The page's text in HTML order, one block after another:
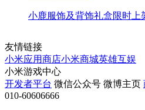
小鹿服饰及背饰礼盒限时上
友情链接
小米应用商店小米商城英雄互娱
小米游戏中心
开发者平台 微信公众号 微博主页
010-60606666